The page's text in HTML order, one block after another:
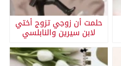
حلمت أن زوجي تزوج أختي
لابن سيرين والنابلسي